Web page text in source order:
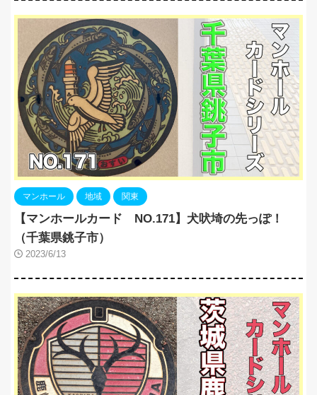
マンホール 地域 関東
【マンホールカード NO.171】犬吠埼の先っぽ！
（千葉県銚子市）
2023/6/13